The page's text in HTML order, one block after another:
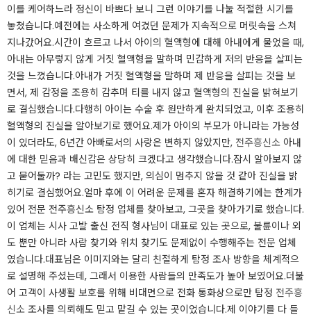
이를 케어하느라 정신이 바쁘다 보니 그런 이야기를 나눌 적절한 시기를
놓쳤습니다.예전에는 사소하게 여겼던 문제가 지속적으로 머릿속을 스쳐
지나갔어요.시간이 흐르고 나서 아이의 혈액형에 대해 아내에게 물었을 때,
아내는 아무렇지 않게 거짓 혈액형을 말하며 민감하게 저의 반응을 살피는
것을 느꼈습니다.아내가 거짓 혈액형을 말하며 제 반응을 살피는 것을 보
면서, 제 감정을 조용히 감추며 티를 내지 않고 혈액형의 진실을 밝혀보기
로 결심했습니다.다행히 아이는 수술 후 원만하게 완치되었고, 이후 조용히
혈액형의 진실을 알아보기로 했어요.제가 아이의 부모가 아니라는 가능성
이 있더라도, 6년간 아빠로서의 사랑은 변하지 않았지만, 전주흥신소 아내
에 대한 믿음과 배신감은 상당히 크겠다고 생각했습니다.잠시 알아보지 않
고 묻어둘까? 라는 고민도 했지만, 의심이 멈추지 않을 것 같아 진실을 밝
히기로 결심했어요.얼마 후에 이 어려운 문제를 혼자 해결하기에는 한계가
있어 전문 전주흥신소 탐정 업체를 찾아보고, 그곳을 찾아가기로 했습니다.
이 업체는 시사 고발 출신 전직 형사님이 대표로 있는 곳으로, 불륜이나 외
도 뿐만 아니라 사람 찾기와 위치 찾기도 문제없이 수행해주는 전문 업체
였습니다.대표님은 이미지와는 달리 친절하게 탐정 조사 방향을 체계적으
로 설명해 주셨는데, 그래서 이용한 사람들의 만족도가 높아 보였어요.더불
어 고객이 사생활 보호를 위해 비대면으로 전화 통화상으로만 탐정 전주흥
신소 조사를 의뢰해도 믿고 맡길 수 있는 곳이었습니다.제 이야기를 다 들